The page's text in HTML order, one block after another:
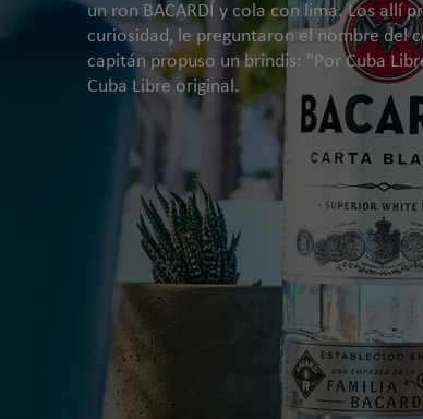
un ron BACARDÍ y cola con lima. Los allí
curiosidad, le preguntaron el nombre del
capitán propuso un brindis: "Por Cuba
Cuba Libre original.